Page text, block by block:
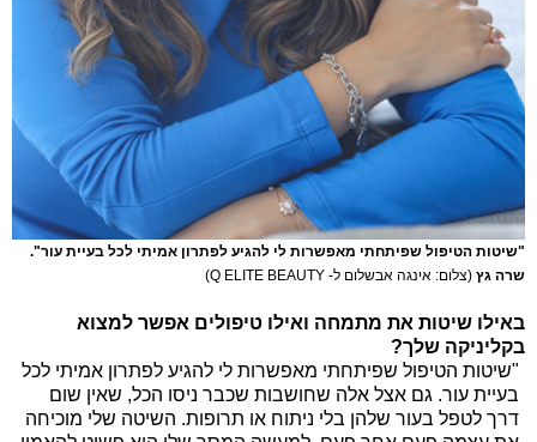
"שיטות הטיפול שפיתחתי מאפשרות לי להגיע לפתרון אמיתי לכל בעיית עור".
שרה גץ (צלום: אינגה אבשלום ל- Q ELITE BEAUTY)
באילו שיטות את מתמחה ואילו טיפולים אפשר למצוא
בקליניקה שלך?
"שיטות הטיפול שפיתחתי מאפשרות לי להגיע לפתרון אמיתי לכל
בעיית עור. גם אצל אלה שחושבות שכבר ניסו הכל, שאין שום
דרך לטפל בעור שלהן בלי ניתוח או תרופות. השיטה שלי מוכיחה